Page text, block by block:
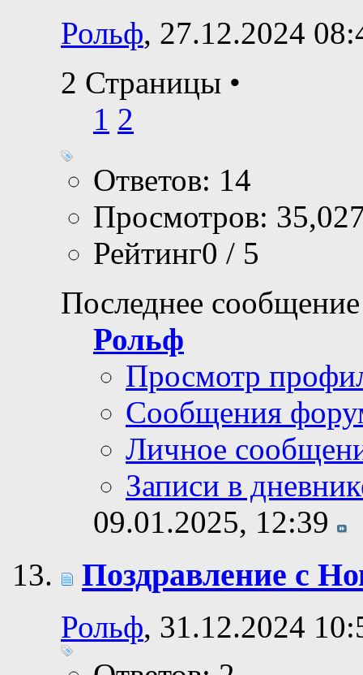
Рольф, 27.12.2024
2 Страницы •
1 2
Ответов: 14
Просмотров:
Рейтинг0 / 5
Последнее
Рольф
Просмотр
Сообщения
Личное
Записи в
09.01.2025, 12:39
Поздравление с
Рольф, 31.12.2024